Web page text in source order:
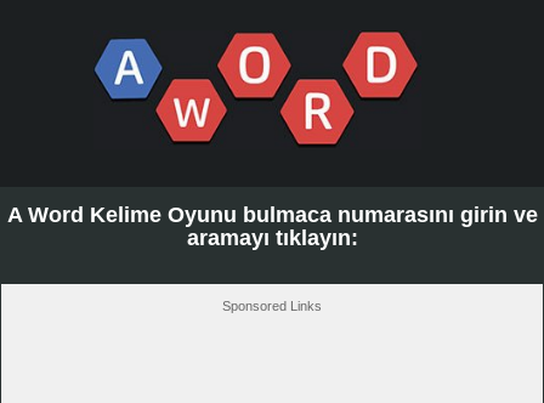
A Word Kelime Oyunu bulmaca numarasını girin ve
aramayı tıklayın:
Sponsored Links